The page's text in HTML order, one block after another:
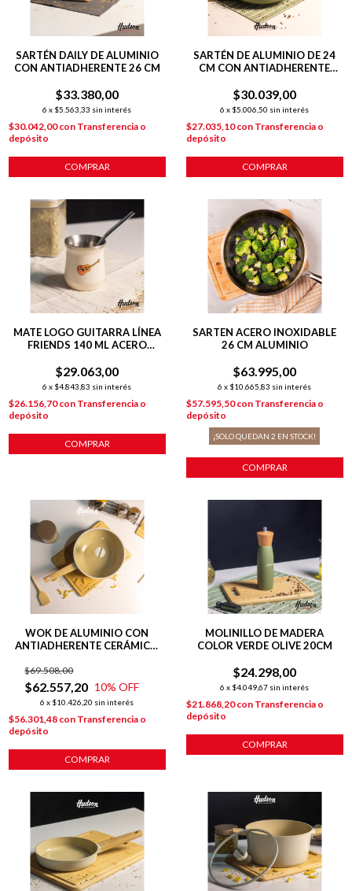
SARTÉN DAILY DE ALUMINIO
CON ANTIADHERENTE 26 CM
$33.380,00
6 x $5.563,33 sin interés
$30.042,00con Transferencia o
depósito
COMPRAR
SARTÉN DE ALUMINIO DE 24
CM CON ANTIADHERENTE
$30.039,00
6 x $5.006,50 sin interés
$27.035,10con Transferencia o
depósito
COMPRAR
MATE LOGO GUITARRA LÍNEA
FRIENDS 140 ML ACERO
$29.063,00
6 x $4.843,83 sin interés
$26.156,70con Transferencia o
depósito
SARTEN ACERO INOXIDABLE
26 CM ALUMINIO
$63.995,00
6 x $10.665,83 sin interés
$57.595,50con Transferencia o
depósito
¡SOLO QUEDAN2 EN STOCK!
COMPRAR
WOK DE ALUMINIO CON
ANTIADHERENTE CERÁMICO
$62.557,20
$69.508,00
10% OFF
6 x $10.426,20 sin interés
$56.301,48 con Transferencia o
depósito
COMPRAR
MOLINILLO DE MADERA
COLOR VERDE OLIVE 20CM
$24.298,00
6 x $4.049,67 sin interés
$21.868,20con Transferencia o
depósito
COMPRAR